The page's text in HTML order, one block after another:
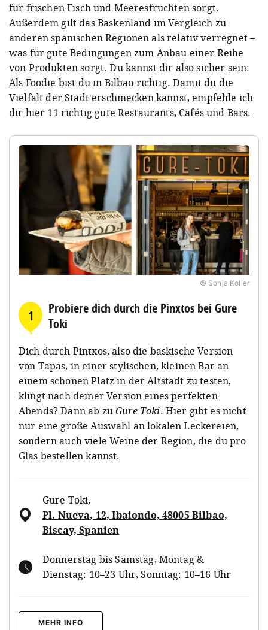
für frischen Fisch und Meeresfrüchten sorgt.
Außerdem gilt das Baskenland im Vergleich zu
anderen spanischen Regionen als relativ verregnet –
was für gute Bedingungen zum Anbau einer Reihe
von Produkten sorgt. Du kannst dir also sicher sein:
Als Foodie bist du in Bilbao richtig. Damit du die
Vielfalt der Stadt erschmecken kannst, empfehle ich
dir hier 11 richtig gute Restaurants, Cafés und Bars.
© Sonja Koller
1
Probiere dich durch die Pinxtos bei Gure
Toki
Dich durch Pintxos, also die baskische Version
von Tapas, in einer stylischen, kleinen Bar an
einem schönen Platz in der Altstadt zu testen,
klingt nach deiner Version eines perfekten
Abends? Dann ab zuGure Toki. Hier gibt es nicht
nur eine große Auswahl an lokalen Leckereien,
sondern auch viele Weine der Region, die du pro
Glas bestellen kannst.
Gure Toki,
Pl. Nueva, 12, Ibaiondo, 48005 Bilbao,
Biscay, Spanien
Donnerstag bis Samstag, Montag &
Dienstag: 10–23 Uhr, Sonntag: 10–16 Uhr
MEHR INFO